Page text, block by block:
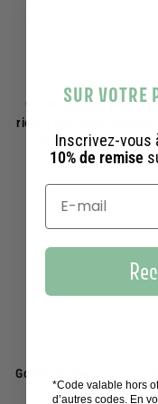
Crème lifting visage
riche | anti rides, fermeté
12
37,00€3
7
Gommage lissant corps -
Millésime
SUR VOTRE
Inscrivez-vous
10% de remise
*Code valable hors
d’autres codes. En